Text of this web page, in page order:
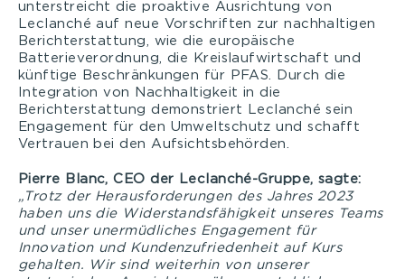
unterstreicht die proaktive Ausrichtung von
Leclanché auf neue Vorschriften zur nachhaltigen
Berichterstattung, wie die europäische
Batterieverordnung, die Kreislaufwirtschaft und
künftige Beschränkungen für PFAS. Durch die
Integration von Nachhaltigkeit in die
Berichterstattung demonstriert Leclanché sein
Engagement für den Umweltschutz und schafft
Vertrauen bei den Aufsichtsbehörden.
Pierre Blanc, CEO der Leclanché-Gruppe, sagte:
„Trotz der Herausforderungen des Jahres 2023
haben uns die Widerstandsfähigkeit unseres Teams
und unser unermüdliches Engagement für
Innovation und Kundenzufriedenheit auf Kurs
gehalten. Wir sind weiterhin von unserer